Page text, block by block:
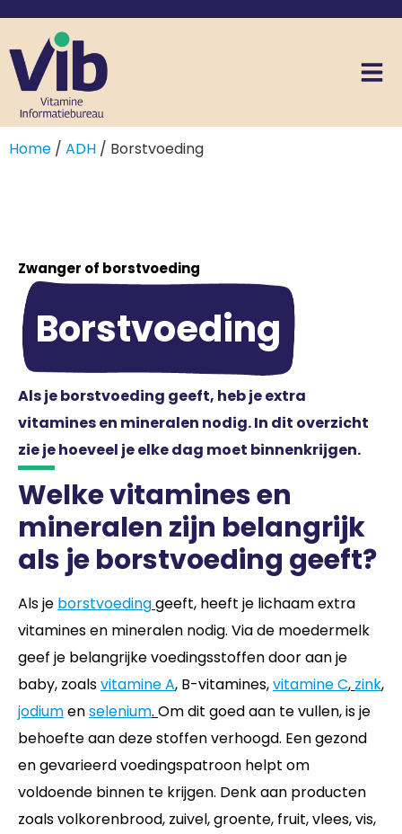
Home / ADH / Borstvoeding
Zwanger of borstvoeding
Borstvoeding
Als je borstvoeding geeft, heb je extra
vitamines en mineralen nodig. In dit overzicht
zie je hoeveel je elke dag moet binnenkrijgen.
Welke vitamines en
mineralen zijn belangrijk
als je borstvoeding geeft?
Als je borstvoedinggeeft, heeft je lichaam extra
vitamines en mineralen nodig. Via de moedermelk
geef je belangrijke voedingsstoffen door aan je
baby, zoalsvitamine A, B-vitamines,vitamine C, zink,
jodiumenselenium. Om dit goed aan te vullen, is je
behoefte aan deze stoffen verhoogd. Een gezond
en gevarieerd voedingspatroon helpt om
voldoende binnen te krijgen. Denk aan producten
zoals volkorenbrood, zuivel, groente, fruit, vlees, vis,